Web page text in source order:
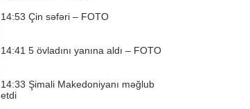
14:53 Çin səfəri – FOTO
14:41 5 övladını yanına aldı – FOTO
14:33 Şimali Makedoniyanı məğlub
etdi